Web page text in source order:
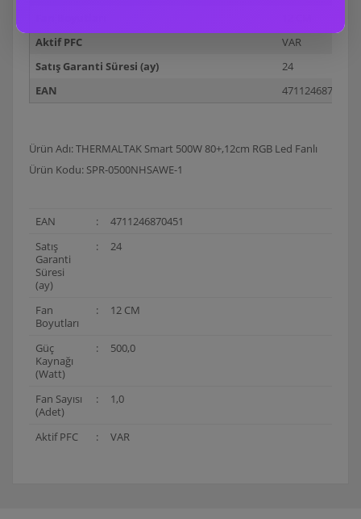
Aktif PFC
VAR
Satış Garanti Süresi (ay)
24
EAN
4711246870451
Ürün Adı: THERMALTAK Smart 500W 80+,12cm RGB Led Fanlı
Ürün Kodu: SPR-0500NHSAWE-1
EAN :
4711246870451
Satış
Garanti
Süresi
(ay)
: 24
Fan
Boyutları
: 12 CM
Güç
Kaynağı
(Watt)
: 500,0
Fan Sayısı
(Adet)
: 1,0
Aktif PFC : VAR